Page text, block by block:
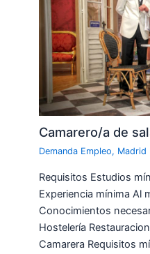
Camarero/a de
Demanda Empleo, Madrid
Requisitos Estudios
Experiencia mínima Al
Conocimientos
Hostelería
Camarera Requisitos